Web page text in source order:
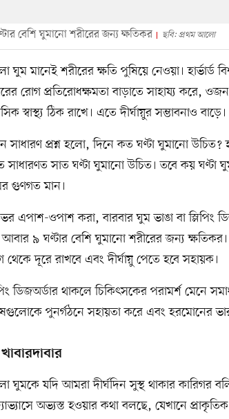
বেশি ঘুমানো শরীরের জন্য ক্ষতিকর ছবি: প্রথম আলো
ঘুম মানেই শরীরের ক্ষতি পুষিয়ে নেওয়া। হার্ভার্ড
রোগ প্রতিরোধক্ষমতা বাড়াতে সাহায্য করে, ওজন
স্বাস্থ্য ঠিক রাখে। এতে দীর্ঘায়ুর সম্ভাবনাও বাড়ে।
সাধারণ প্রশ্ন হলো, দিনে কত ঘণ্টা ঘুমানো উচিত?
সাধারণত সাত ঘণ্টা ঘুমানো উচিত। তবে কয় ঘণ্টা
গুণগত মান।
এপাশ-ওপাশ করা, বারবার ঘুম ভাঙা বা
আবার ৯ ঘণ্টার বেশি ঘুমানো শরীরের জন্য
থেকে দূরে রাখবে এবং দীর্ঘায়ু পেতে হবে সহায়ক।
ডিজঅর্ডার থাকলে চিকিৎসকের পরামর্শ মেনে
পুনর্গঠনে সহায়তা করে এবং হরমোনের
ঘুমকে যদি আমরা দীর্ঘদিন সুস্থ থাকার কারিগর
অভ্যস্ত হওয়ার কথা বলছে, যেখানে